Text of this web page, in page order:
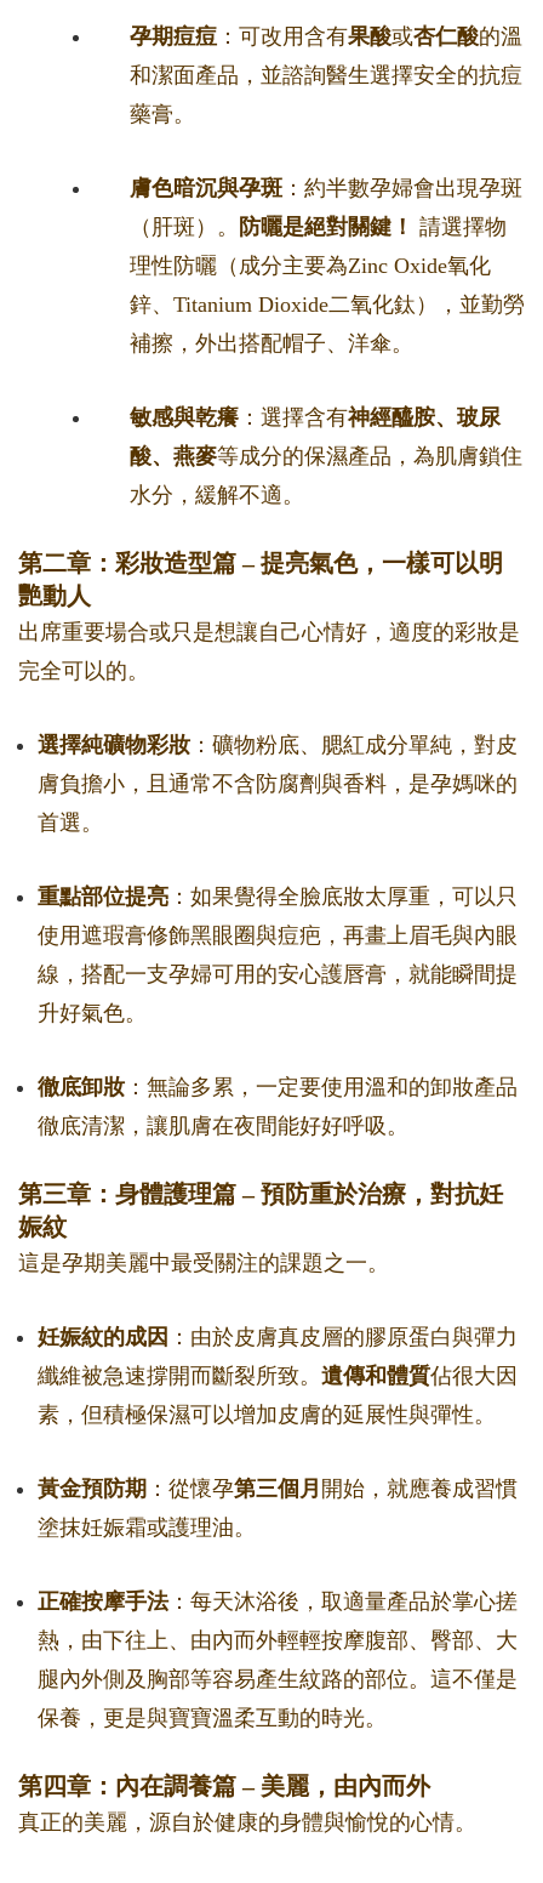
孕期痘痘 ：可改用含有果酸或杏仁酸的溫
和潔面產品，並諮詢醫生選擇安全的抗痘
藥膏。
膚色暗沉與孕斑 ：約半數孕婦會出現孕斑
（肝斑）。
防曬是絕對關鍵！ 請選擇物
理性防曬（成分主要為Zinc Oxide氧化
鋅、Titanium Dioxide二氧化鈦），並勤勞
補擦，外出搭配帽子、洋傘。
敏感與乾癢 ：選擇含有神經醯胺、玻尿
酸、燕麥等成分的保濕產品，為肌膚鎖住
水分，緩解不適。
第二章：彩妝造型篇 – 提亮氣色，一樣可以明
艷動人
出席重要場合或只是想讓自己心情好，適度的彩妝是
完全可以的。
選擇純礦物彩妝 ：礦物粉底、腮紅成分單純，對皮
膚負擔小，且通常不含防腐劑與香料，是孕媽咪的
首選。
重點部位提亮 ：如果覺得全臉底妝太厚重，可以只
使用遮瑕膏修飾黑眼圈與痘疤，再畫上眉毛與內眼
線，搭配一支孕婦可用的安心護唇膏，就能瞬間提
升好氣色。
徹底卸妝 ：無論多累，一定要使用溫和的卸妝產品
徹底清潔，讓肌膚在夜間能好好呼吸。
第三章：身體護理篇 – 預防重於治療，對抗妊
娠紋
這是孕期美麗中最受關注的課題之一。
妊娠紋的成因 ：由於皮膚真皮層的膠原蛋白與彈力
纖維被急速撐開而斷裂所致。 遺傳和體質佔很大因
素，但積極保濕可以增加皮膚的延展性與彈性。
黃金預防期 ：從懷孕第三個月 開始，就應養成習慣
塗抹妊娠霜或護理油。
正確按摩手法：每天沐浴後，取適量產品於掌心搓
熱，由下往上、由內而外輕輕按摩腹部、臀部、大
腿內外側及胸部等容易產生紋路的部位。這不僅是
保養，更是與寶寶溫柔互動的時光。
第四章：內在調養篇 – 美麗，由內而外
真正的美麗，源自於健康的身體與愉悅的心情。